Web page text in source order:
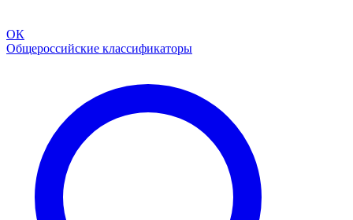
ОК
Общероссийские классификаторы